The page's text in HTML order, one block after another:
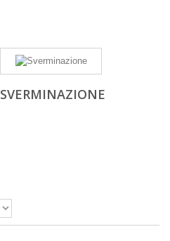
SVERMINAZIONE